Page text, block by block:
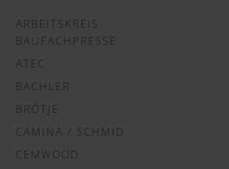
ARBEITSKREIS
BAUFACHPRESSE
ATEC
BACHLER
BRÖTJE
CAMINA / SCHMID
CEMWOOD